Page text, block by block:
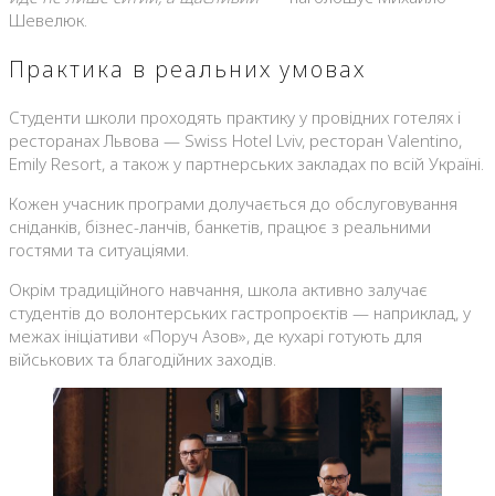
Шевелюк.
Практика в реальних умовах
Студенти школи проходять практику у провідних готелях і
ресторанах Львова — Swiss Hotel Lviv, ресторан Valentino,
Emily Resort, а також у партнерських закладах по всій Україні.
Кожен учасник програми долучається до обслуговування
сніданків, бізнес-ланчів, банкетів, працює з реальними
гостями та ситуаціями.
Окрім традиційного навчання, школа активно залучає
студентів до волонтерських гастропроєктів — наприклад, у
межах ініціативи «Поруч Азов», де кухарі готують для
військових та благодійних заходів.